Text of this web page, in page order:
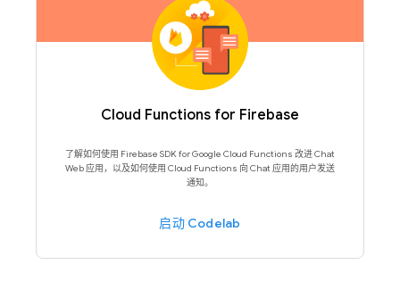
Cloud Functions for Firebase
了解如何使用 Firebase SDK for Google Cloud Functions 改进 Chat
Web 应用，以及如何使用 Cloud Functions 向 Chat 应用的用户发送
通知。
启动 Codelab